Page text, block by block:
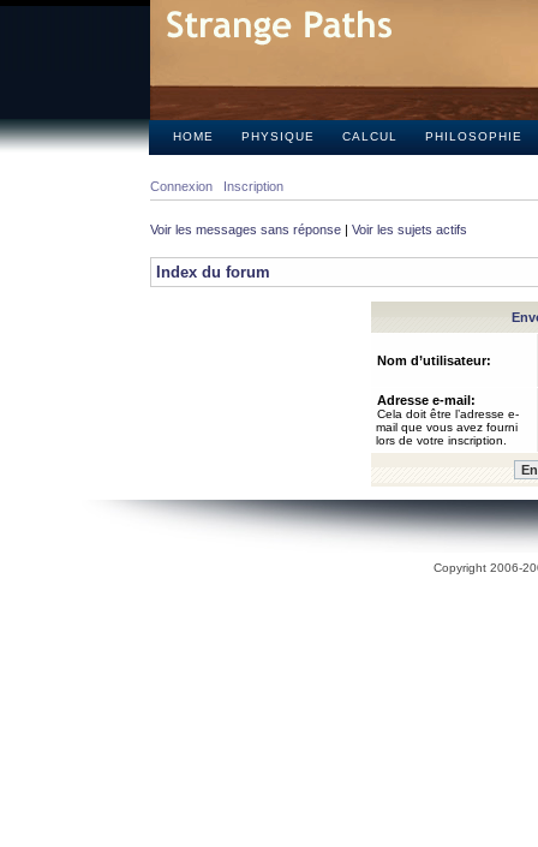
HOME PHYSIQUE CALCUL PHILOSOPHIE
Connexion Inscription
Voir les messages sans réponse | Voir les sujets actifs
Index du forum
Nom d’utilisateur:
Adresse e-mail:
Cela doit être l’adresse e-
mail que vous avez fourni
lors de votre inscription.
Copyright 2006-